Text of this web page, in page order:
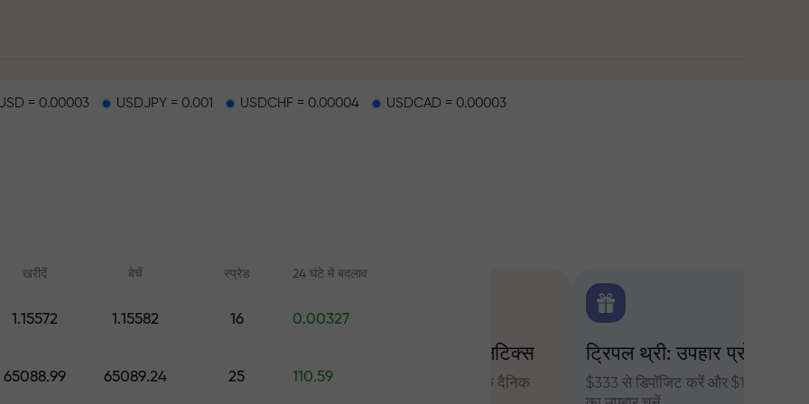
= 0.00003 USDJPY = 0.001 USDCHF = 0.00004 USDCAD = 0.00003
खरीदें बेचें स्प्रेड 24 घंटे में बदलाव
1.15572 1.15582 16 0.00327
65088.99 65089.24 25 110.59
शुरुआत से ट्रेडिंग सीखें — सभी स्तरों के
फॉरेक्स, क्रिप्टो और फ्यूचर्स के दैनिक
ट्रिपल थ्री: उपहार प्रोजेक्ट
$333 से डिपॉजिट करें और $1,500 तक